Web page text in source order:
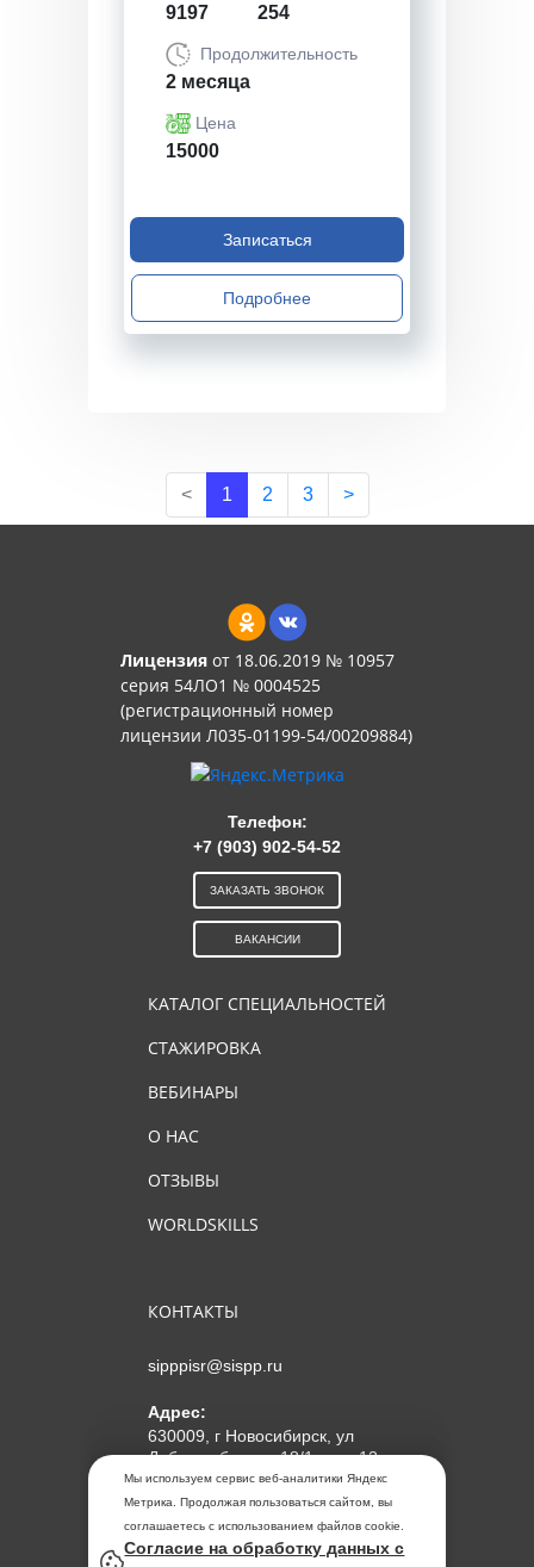
9197 254
Продолжительность
2 месяца
Цена
15000
Записаться
Подробнее
< 1 2 3 >
Мы используем сервис веб-аналитики Яндекс
Метрика. Продолжая пользоваться сайтом, вы
соглашаетесь с использованием файлов cookie.
Согласие на обработку данных с
Лицензияот 18.06.2019 № 10957
серия 54ЛО1 № 0004525
(регистрационный номер
лицензии Л035-01199-54/00209884)
КАТАЛОГ СПЕЦИАЛЬНОСТЕЙ
СТАЖИРОВКА
ВЕБИНАРЫ
О НАС
ОТЗЫВЫ
WORLDSKILLS
КОНТАКТЫ
sipppisr@sispp.ru
Адрес:
630009, г Новосибирск, ул
Добролюбова, д 18/1, пом 12
АНО ДПО "МИПКП"
ИНН5405963859
ОГРН 1155476104354
Телефон:
+7 (903) 902-54-52
ЗАКАЗАТЬ ЗВОНОК
ВАКАНСИИ